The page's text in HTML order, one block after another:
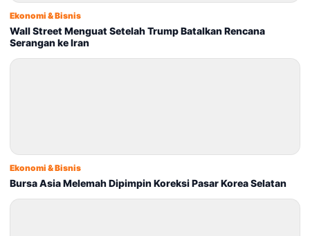
Ekonomi & Bisnis
Wall Street Menguat Setelah Trump Batalkan Rencana
Serangan ke Iran
Ekonomi & Bisnis
Bursa Asia Melemah Dipimpin Koreksi Pasar Korea Selatan